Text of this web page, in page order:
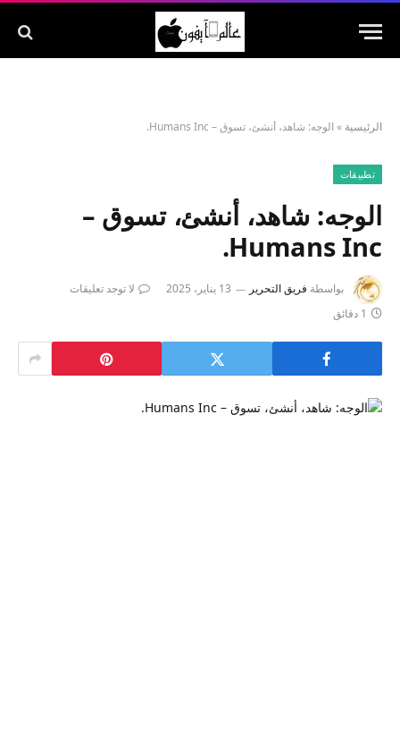
الرئيسية » الوجه: شاهد، أنشئ، تسوق – Humans Inc.
تطبيقات
الوجه: شاهد، أنشئ، تسوق –
Humans Inc.
بواسطة فريق التحرير 13 يناير، 2025
لا توجد تعليقات
1 دقائق